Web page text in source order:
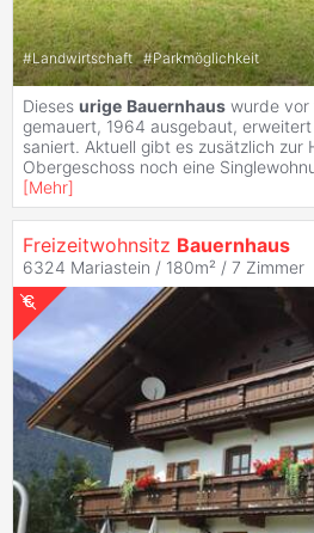
#Landwirtschaft #Parkmöglichkeit
Dieses urige Bauernhaus wurde vor
gemauert, 1964 ausgebaut,
saniert. Aktuell gibt es zusätzlich zur
Obergeschoss noch eine
[Mehr]
Freizeitwohnsitz Bauernhaus
6324 Mariastein / 180m² / 7 Zimmer